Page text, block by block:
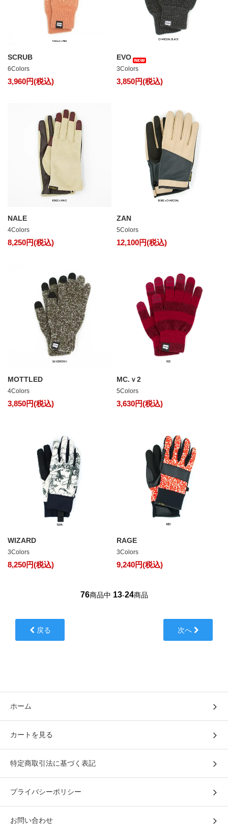
SCRUB
6Colors
3,960円(税込)
EVO
3Colors
3,850円(税込)
NALE
4Colors
8,250円(税込)
ZAN
5Colors
12,100円(税込)
MOTTLED
4Colors
3,850円(税込)
MC.ｖ2
5Colors
3,630円(税込)
WIZARD
3Colors
8,250円(税込)
RAGE
3Colors
9,240円(税込)
76商品中 13-24商品
戻る 次へ
ホーム
カートを見る
特定商取引法に基づく表記
プライバシーポリシー
お問い合わせ